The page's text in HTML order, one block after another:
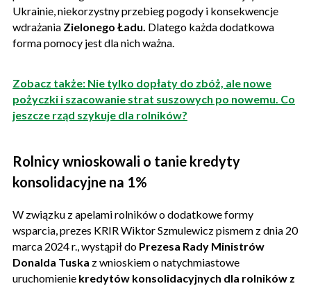
Ukrainie, niekorzystny przebieg pogody i konsekwencje
wdrażania Zielonego Ładu. Dlatego każda dodatkowa
forma pomocy jest dla nich ważna.
Zobacz także: Nie tylko dopłaty do zbóż, ale nowe
pożyczki i szacowanie strat suszowych po nowemu. Co
jeszcze rząd szykuje dla rolników?
Rolnicy wnioskowali o tanie kredyty
konsolidacyjne na 1%
W związku z apelami rolników o dodatkowe formy
wsparcia, prezes KRIR Wiktor Szmulewicz pismem z dnia 20
marca 2024 r., wystąpił do Prezesa Rady Ministrów
Donalda Tuska z wnioskiem o natychmiastowe
uruchomienie kredytów konsolidacyjnych dla rolników z